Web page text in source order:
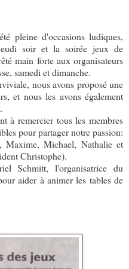
pleine d'occasions ludiques,
soir et la soirée jeux de
main forte aux organisateurs
samedi et dimanche.
nous avons proposé une
et nous les avons également
à remercier tous les membres
pour partager notre passion:
Maxime, Michael, Nathalie et
Christophe).
Schmitt, l'organisatrice du
aider à animer les tables de